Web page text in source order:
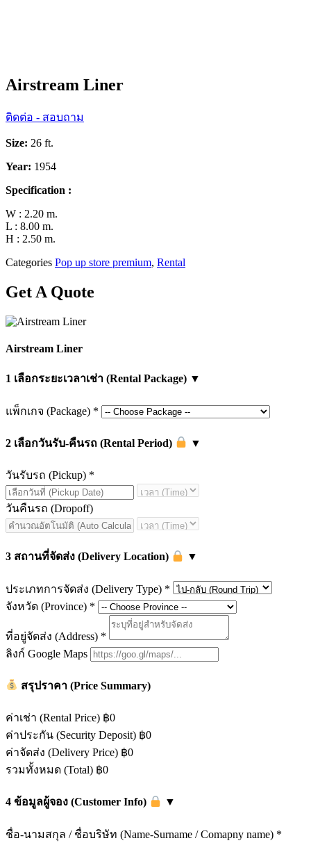
Airstream Liner
ติดต่อ - สอบถาม
Size: 26 ft.
Year: 1954
Specification :
W : 2.20 m.
L : 8.00 m.
H : 2.50 m.
Categories Pop up store premium, Rental
Get A Quote
Airstream Liner
1 เลือกระยะเวลาเช่า (Rental Package) ▼
แพ็กเกจ (Package) *
2 เลือกวันรับ-คืนรถ (Rental Period) ▼
วันรับรถ (Pickup) *
วันคืนรถ (Dropoff)
3 สถานที่จัดส่ง (Delivery Location) ▼
ประเภทการจัดส่ง (Delivery Type) *
จังหวัด (Province) *
ที่อยู่จัดส่ง (Address) *
ลิงก์ Google Maps
สรุปราคา (Price Summary)
ค่าเช่า (Rental Price) ฿0
ค่าประกัน (Security Deposit) ฿0
ค่าจัดส่ง (Delivery Price) ฿0
รวมทั้งหมด (Total) ฿0
4 ข้อมูลผู้จอง (Customer Info) ▼
ชื่อ-นามสกุล / ชื่อบริษัท (Name-Surname / Comapny name) *